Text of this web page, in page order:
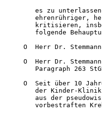
es zu
ehrenrühriger,
kritisieren,
folgende
O  Herr Dr.
O  Herr Dr.
Paragraph 263
O  Seit über 10
der Kinder-
aus der
vorbestraften